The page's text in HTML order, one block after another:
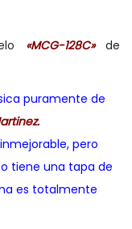
«MCG-128C»de
puramente de
pero
tiene una tapa de
es totalmente